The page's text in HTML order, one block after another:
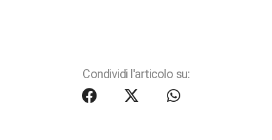
Condividi l'articolo su: